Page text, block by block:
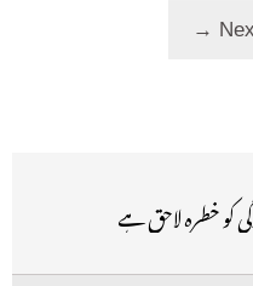
→
کو خطرہ لاحق ہے